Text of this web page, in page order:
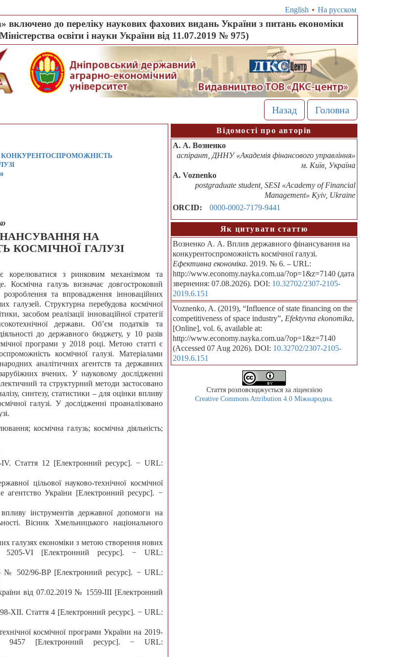
English • На русском
до переліку наукових фахових видань України з питань економіки
освіти і науки України від 11.07.2019 № 975)
Назад Головна
НА
КОСМІЧНОЇ ГАЛУЗІ
корелюватися з ринковим механізмом та
Космічна галузь визначає довгостроковий
та впровадження інноваційних
галузей. Структурна перебудова космічної
засобом реалізації інноваційної стратегії
держави. Об’єм податків та
до державного бюджету, у 10 разів
програми у 2018 році. Метою статті є
космічної галузі. Матеріалами
аналітичних агентств та державних
вчених. У науковому дослідженні
та структурний методи застосовано
синтезу, статистики – для оцінки впливу
галузі. У дослідженні проаналізовано
космічна галузь; космічна діяльність;
Стаття 12 [Електронний ресурс]. − URL:
цільової науково-технічної космічної
агентство України [Електронний ресурс]. −
інструментів державної допомоги на
Вісник Хмельницького національного
галузях економіки з метою створення нових
VI [Електронний ресурс]. − URL:
№ 502/96-BP [Електронний ресурс]. − URL:
від 07.02.2019 № 1559-III [Електронний
XII. Стаття 4 [Електронний ресурс]. − URL:
космічної програми України на 2019-
[Електронний ресурс]. − URL:
Відомості про авторів
А. А. Возненко
аспірант, ДННУ «Академія фінансового управління»
м. Київ, Україна
A. Voznenko
postgraduate student, SESI «Academy of Financial
Management» Kyiv, Ukraine
ORCID:
0000-0002-7179-9441
Як цитувати статтю
Возненко А. А. Вплив державного фінансування на
конкурентоспроможність космічної галузі.
Ефективна економіка. 2019. № 6. – URL:
http://www.economy.nayka.com.ua/?op=1&z=7140 (дата
звернення: 07.08.2026). DOI: 10.32702/2307-2105-
2019.6.151
Voznenko, A. (2019), “Influence of state financing on the
competitiveness of space industry”, Efektyvna ekonomika,
[Online], vol. 6, available at:
http://www.economy.nayka.com.ua/?op=1&z=7140
(Accessed 07 Aug 2026). DOI: 10.32702/2307-2105-
2019.6.151
Стаття розповсюджується за ліцензією
Creative Commons Attribution 4.0 Міжнародна.